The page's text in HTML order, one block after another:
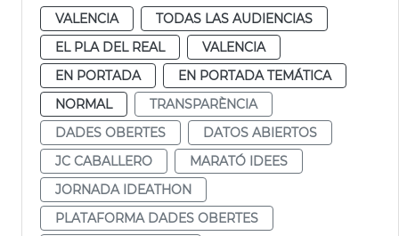
VALENCIA
TODAS LAS AUDIENCIAS
EL PLA DEL REAL
VALENCIA
EN PORTADA
EN PORTADA TEMÁTICA
NORMAL
TRANSPARÈNCIA
DADES OBERTES
DATOS ABIERTOS
JC CABALLERO
MARATÓ IDEES
JORNADA IDEATHON
PLATAFORMA DADES OBERTES